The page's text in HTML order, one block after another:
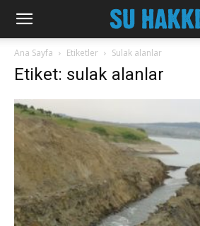
Ana Sayfa Etiketler Sulak alanlar
Etiket: sulak alanlar